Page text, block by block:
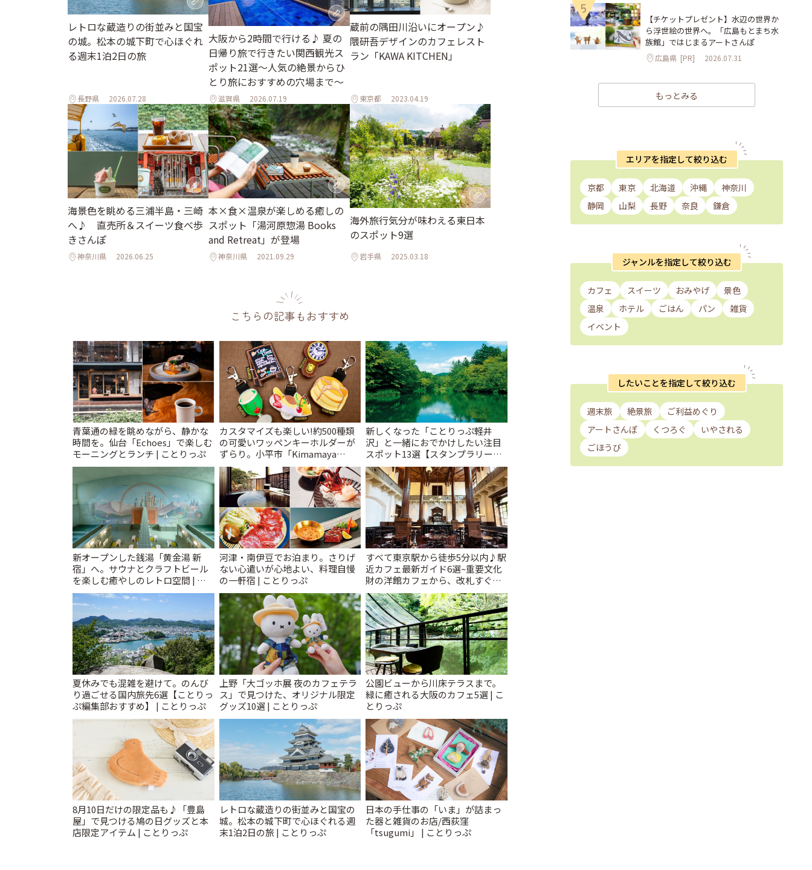
レトロな蔵造りの街並みと国宝
の城。松本の城下町で心ほぐれ
る週末1泊2日の旅
長野県 2026.07.28
大阪から2時間で行ける♪ 夏の
日帰り旅で行きたい関西観光ス
ポット21選～人気の絶景からひ
とり旅におすすめの穴場まで～
滋賀県 2026.07.19
蔵前の隅田川沿いにオープン♪
隈研吾デザインのカフェレスト
ラン「KAWA KITCHEN」
東京都 2023.04.19
海景色を眺める三浦半島・三崎
へ♪ 直売所＆スイーツ食べ歩
きさんぽ
神奈川県 2026.06.25
本×食×温泉が楽しめる癒しの
スポット「湯河原惣湯 Books
and Retreat」が登場
神奈川県 2021.09.29
海外旅行気分が味わえる東日本
のスポット9選
岩手県 2025.03.18
こちらの記事もおすすめ
青葉通の緑を眺めながら、静かな
時間を。仙台「Echoes」で楽しむ
モーニングとランチ | ことりっぷ
カスタマイズも楽しい!約500種類
の可愛いワッペンキーホルダーが
ずらり。小平市「Kimamaya
T&K」 | ことりっぷ
新しくなった「ことりっぷ軽井
沢」と一緒におでかけしたい注目
スポット13選【スタンプラリー開
催中】 | ことりっぷ
新オープンした銭湯「黄金湯 新
宿」へ。サウナとクラフトビール
を楽しむ癒やしのレトロ空間 | こ
とりっぷ
河津・南伊豆でお泊まり。さりげ
ない心遣いが心地よい、料理自慢
の一軒宿 | ことりっぷ
すべて東京駅から徒歩5分以内♪駅
近カフェ最新ガイド6選~重要文化
財の洋館カフェから、改札すぐの
レトロ喫茶まで~ | ことりっぷ
夏休みでも混雑を避けて。のんび
り過ごせる国内旅先6選【ことりっ
ぷ編集部おすすめ】 | ことりっぷ
上野「大ゴッホ展 夜のカフェテラ
ス」で見つけた、オリジナル限定
グッズ10選 | ことりっぷ
公園ビューから川床テラスまで。
緑に癒される大阪のカフェ5選 | こ
とりっぷ
8月10日だけの限定品も♪「豊島
屋」で見つける鳩の日グッズと本
店限定アイテム | ことりっぷ
レトロな蔵造りの街並みと国宝の
城。松本の城下町で心ほぐれる週
末1泊2日の旅 | ことりっぷ
日本の手仕事の「いま」が詰まっ
た器と雑貨のお店/西荻窪
「tsugumi」 | ことりっぷ
5
【チケットプレゼント】水辺の世界か
ら浮世絵の世界へ。「広島もとまち水
族館」ではじまるアートさんぽ
広島県 [PR] 2026.07.31
もっとみる
エリアを指定して絞り込む
京都 東京 北海道 沖縄
神奈川
静岡
山梨 長野 奈良 鎌倉
ジャンルを指定して絞り込む
カフェ スイーツ おみやげ
景色
温泉
ホテル ごはん パン
雑貨
イベント
したいことを指定して絞り込む
週末旅 絶景旅
ご利益めぐり
アートさんぽ
くつろぐ
いやされる
ごほうび